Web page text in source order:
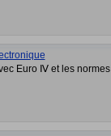
Euro Ⅳ et les normes